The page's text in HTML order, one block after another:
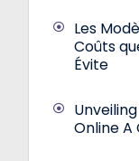
Les
Coûts
Évite
Online A